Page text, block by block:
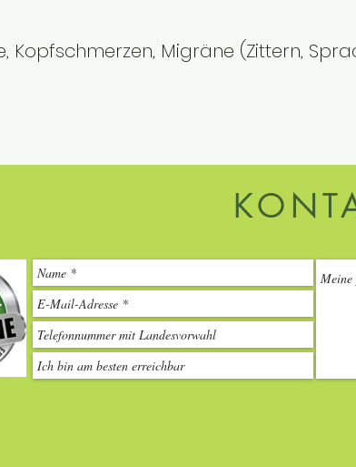
Kopfschmerzen, Migräne (Zittern,